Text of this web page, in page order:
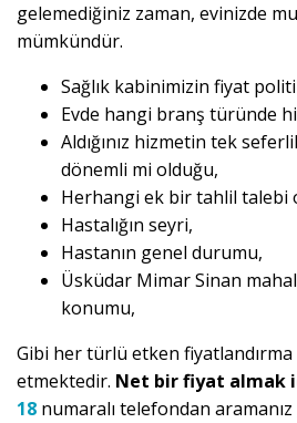
gelemediğiniz zaman, evinizde
mümkündür.
Sağlık kabinimizin fiyat
Evde hangi branş türünde
Aldığınız hizmetin tek
dönemli mi olduğu,
Herhangi ek bir tahlil talebi
Hastalığın seyri,
Hastanın genel durumu,
Üsküdar Mimar Sinan
konumu,
Gibi her türlü etken fiyatlandırma
etmektedir. Net bir fiyat almak
18 numaralı telefondan